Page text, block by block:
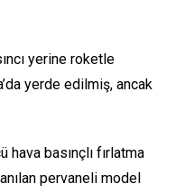
yerine roketle
yerde edilmiş, ancak
basınçlı fırlatma
pervaneli model